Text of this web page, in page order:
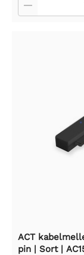
ACT
pin | Sort |